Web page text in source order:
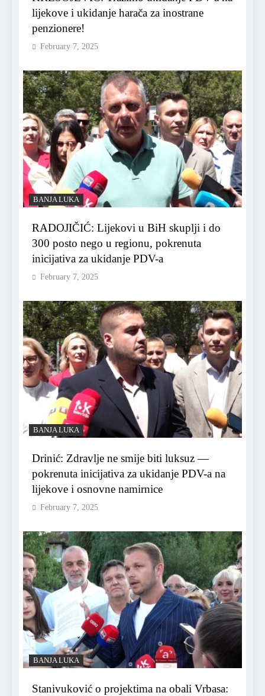
lijekove i ukidanje harača za inostrane
penzionere!
February 7, 2025
BANJA LUKA
RADOJIČIĆ: Lijekovi u BiH skuplji i do
300 posto nego u regionu, pokrenuta
inicijativa za ukidanje PDV-a
February 7, 2025
BANJA LUKA
Drinić: Zdravlje ne smije biti luksuz —
pokrenuta inicijativa za ukidanje PDV-a na
lijekove i osnovne namirnice
February 7, 2025
BANJA LUKA
Stanivuković o projektima na obali Vrbasa: